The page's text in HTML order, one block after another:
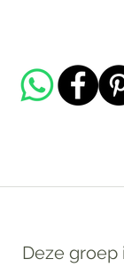
Deze groep